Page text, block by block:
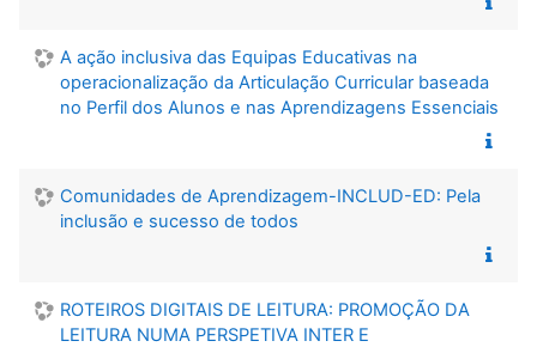
A ação inclusiva das Equipas Educativas na
operacionalização da Articulação Curricular baseada
no Perfil dos Alunos e nas Aprendizagens Essenciais
Comunidades de Aprendizagem-INCLUD-ED: Pela
inclusão e sucesso de todos
ROTEIROS DIGITAIS DE LEITURA: PROMOÇÃO DA
LEITURA NUMA PERSPETIVA INTER E